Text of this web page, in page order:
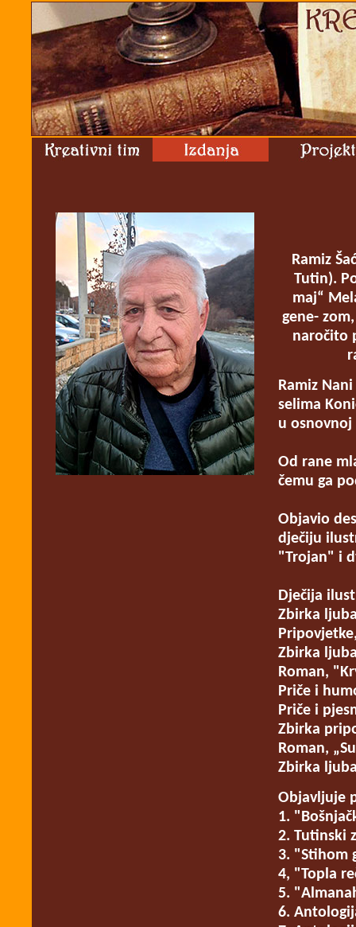
Ramiz
Tutin).
maj“
gene-
naročito
Ramiz
selima
u osnovnoj
Od rane
čemu ga
Objavio
dječiju
"Trojan" i
Dječija
Zbirka
Zbirka
Roman,
Priče i
Priče i
Zbirka
Roman,
Zbirka
Objavljuje
1.
2. Tutinski
3. "Stihom
4, "Topla
5.
6.